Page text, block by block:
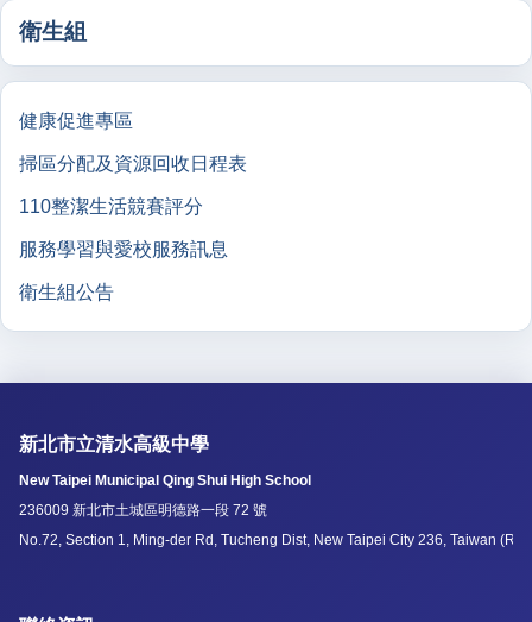
衛生組
健康促進專區
掃區分配及資源回收日程表
110整潔生活競賽評分
服務學習與愛校服務訊息
衛生組公告
新北市立清水高級中學
New Taipei Municipal Qing Shui High School
236009 新北市土城區明德路一段 72 號
No.72, Section 1, Ming-der Rd, Tucheng Dist, New Taipei City 236, Taiwan